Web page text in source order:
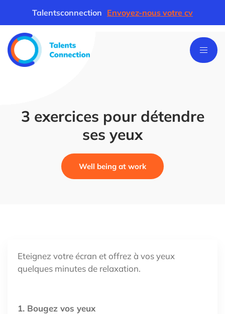
Talentsconnection Envoyez-nous votre cv
3 exercices pour détendre
ses yeux
Well being at work
Eteignez votre écran et offrez à vos yeux
quelques minutes de relaxation.
1. Bougez vos yeux